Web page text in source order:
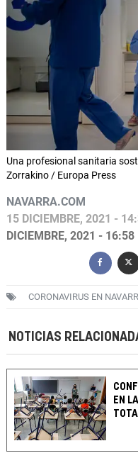
Una profesional sanitaria
Zorrakino / Europa Press
NAVARRA.COM
15 DICIEMBRE, 2021 -
DICIEMBRE, 2021 - 16:58
CORONAVIRUS EN
NOTICIAS
EN